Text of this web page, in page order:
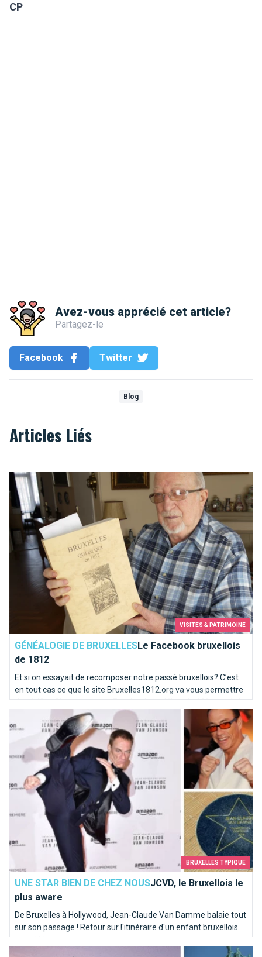
CP
Avez-vous apprécié cet article?
Partagez-le
Facebook Twitter
Blog
Articles Liés
VISITES & PATRIMOINE
GÉNÉALOGIE DE BRUXELLESLe Facebook bruxellois
de 1812
Et si on essayait de recomposer notre passé bruxellois? C’est
en tout cas ce que le site Bruxelles1812.org va vous permettre
de vérifier. C’est un peu un Facebook du début du 19ème siècle
! Un site pour les généalogistes et les curieux.
Le Facebook bruxellois de 1812
BRUXELLES TYPIQUE
UNE STAR BIEN DE CHEZ NOUSJCVD, le Bruxellois le
plus aware
De Bruxelles à Hollywood, Jean-Claude Van Damme balaie tout
sur son passage ! Retour sur l'itinéraire d'un enfant bruxellois
musclé !
JCVD, le Bruxellois le plus aware